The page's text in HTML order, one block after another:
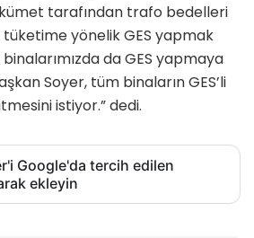
tarafından trafo bedelleri
tüketime yönelik GES yapmak
da GES yapmaya
Soyer, tüm binaların GES’li
istiyor.” dedi.
Google'da tercih edilen
ekleyin